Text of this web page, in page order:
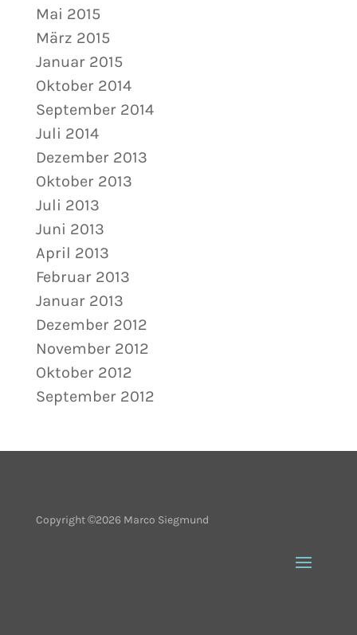
Mai 2015
März 2015
Januar 2015
Oktober 2014
September 2014
Juli 2014
Dezember 2013
Oktober 2013
Juli 2013
Juni 2013
April 2013
Februar 2013
Januar 2013
Dezember 2012
November 2012
Oktober 2012
September 2012
Copyright ©2026 Marco Siegmund